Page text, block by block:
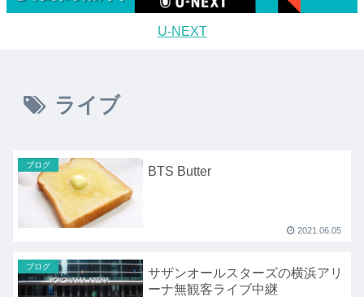
U-NEXT
ライブ
ブログ BTS Butter
2021.06.05
ブログ
サザンオールスターズの横浜アリ
ーナ無観客ライブ中継